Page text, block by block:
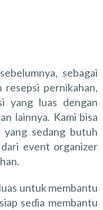
sebagai
pernikahan,
yang luas dengan
lainnya. Kami bisa
yang sedang butuh
event organizer
untuk membantu
sedia membantu